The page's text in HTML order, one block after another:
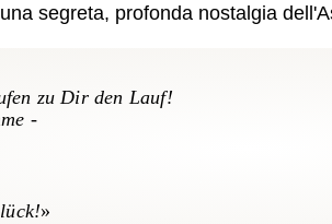
segreta, profonda nostalgia
zu Dir den Lauf!
-
»